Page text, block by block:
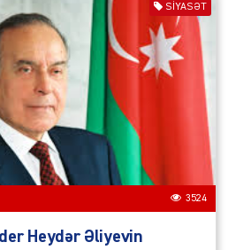
SIYASƏT
3524
Heydər Əliyevin